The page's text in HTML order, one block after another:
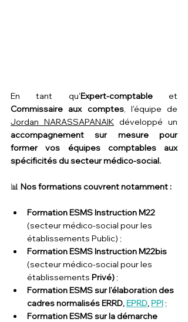
En tant qu'Expert-comptable
Commissaire aux comptes
Jordan NARASSAPANAIK
accompagnement sur mesure pour
former vos équipes comptables aux
spécificités du secteur médico-social.
📊 Nos formations couvrent notamment :
Formation ESMS Instruction M22
(secteur médico-social pour les
établissements Public) ;
Formation ESMS Instruction M22bis
(secteur médico-social pour les
établissements Privé) ;
Formation ESMS sur l’élaboration des
cadres normalisés ERRD, EPRD, PPI ;
Formation ESMS sur la démarche